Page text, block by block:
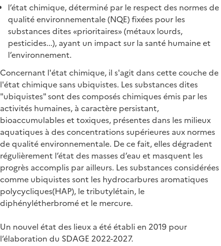
l’état chimique, déterminé par le respect des normes de
qualité environnementale (NQE) fixées pour les
substances dites «prioritaires» (métaux lourds,
pesticides...), ayant un impact sur la santé humaine et
l’environnement.
Concernant l'état chimique, il s'agit dans cette couche de
l'état chimique sans ubiquistes. Les substances dites
"ubiquistes" sont des composés chimiques émis par les
activités humaines, à caractère persistant,
bioaccumulables et toxiques, présentes dans les milieux
aquatiques à des concentrations supérieures aux normes
de qualité environnementale. De ce fait, elles dégradent
régulièrement l’état des masses d’eau et masquent les
progrès accomplis par ailleurs. Les substances considérées
comme ubiquistes sont les hydrocarbures aromatiques
polycycliques(HAP), le tributylétain, le
diphénylétherbromé et le mercure.
Un nouvel état des lieux a été établi en 2019 pour
l’élaboration du SDAGE 2022-2027.